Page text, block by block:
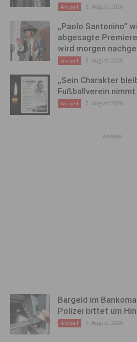
Aktuell 8. August 2026
„Paolo Santonino“
abgesagte
wird morgen
Aktuell 8. August 2026
„Sein Charakter
Fußballverein
Aktuell 7. August 2026
Anzeige
Bargeld im
Polizei bittet um
Aktuell 7. August 2026